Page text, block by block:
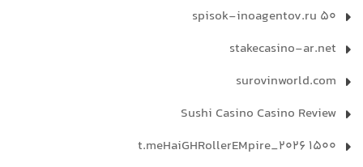
spisok-inoagentov.ru 50
stakecasino-ar.net
surovinworld.com
Sushi Casino Casino Review
t.meHaiGHRollerEMpire_2026 1500